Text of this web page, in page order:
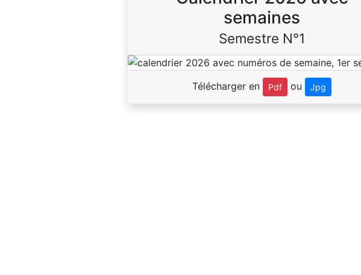
semaines
Semestre N°1
Télécharger en Pdf ou Jpg